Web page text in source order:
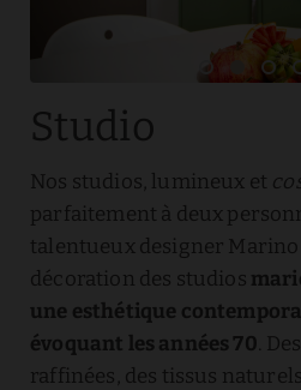
Studio
Nos studios, lumineux et
parfaitement à deux
talentueux designer
décoration des studios
une esthétique
évoquant les années 70.
raffinées, des tissus